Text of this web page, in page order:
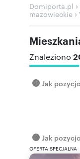
Domiporta.pl ›
mazowieckie ›
Znaleziono
Jak
Jak
OFERTA SPECJALNA